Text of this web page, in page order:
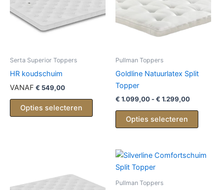
Serta Superior Toppers
HR koudschuim
VANAF € 549,00
Opties selecteren
Pullman Toppers
Goldline Natuurlatex Split
Topper
€ 1.099,00 -€ 1.299,00
Opties selecteren
Dit
Pullman Toppers